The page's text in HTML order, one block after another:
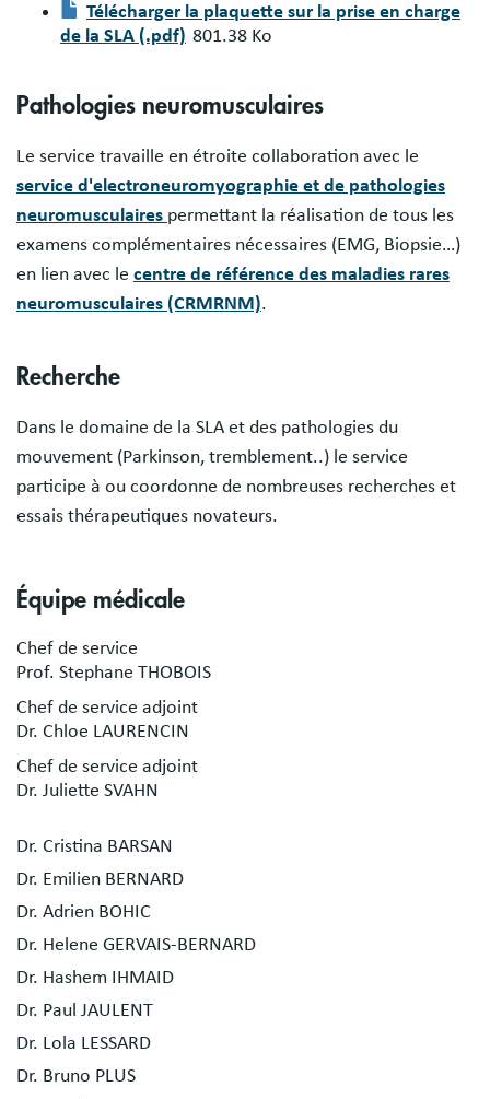
Document
Télécharger la plaquette sur la prise en charge
de la SLA (.pdf) 801.38 Ko
Pathologies neuromusculaires
Le service travaille en étroite collaboration avec le
service d'electroneuromyographie et de pathologies
neuromusculaires permettant la réalisation de tous les
examens complémentaires nécessaires (EMG, Biopsie…)
en lien avec le centre de référence des maladies rares
neuromusculaires (CRMRNM).
Recherche
Dans le domaine de la SLA et des pathologies du
mouvement (Parkinson, tremblement..) le service
participe à ou coordonne de nombreuses recherches et
essais thérapeutiques novateurs.
Équipe médicale
Chef de service
Prof. Stephane THOBOIS
Chef de service adjoint
Dr. Chloe LAURENCIN
Chef de service adjoint
Dr. Juliette SVAHN
Dr. Cristina BARSAN
Dr. Emilien BERNARD
Dr. Adrien BOHIC
Dr. Helene GERVAIS-BERNARD
Dr. Hashem IHMAID
Dr. Paul JAULENT
Dr. Lola LESSARD
Dr. Bruno PLUS